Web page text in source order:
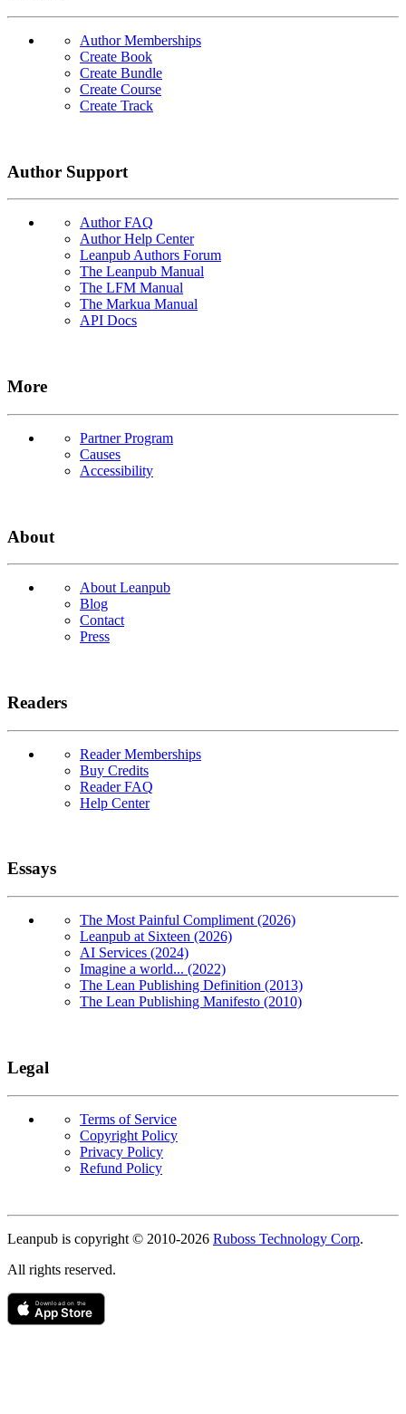
Author Memberships
Create Book
Create Bundle
Create Course
Create Track
Author Support
Author FAQ
Author Help Center
Leanpub Authors Forum
The Leanpub Manual
The LFM Manual
The Markua Manual
API Docs
More
Partner Program
Causes
Accessibility
About
About Leanpub
Blog
Contact
Press
Readers
Reader Memberships
Buy Credits
Reader FAQ
Help Center
Essays
The Most Painful Compliment (2026)
Leanpub at Sixteen (2026)
AI Services (2024)
Imagine a world... (2022)
The Lean Publishing Definition (2013)
The Lean Publishing Manifesto (2010)
Legal
Terms of Service
Copyright Policy
Privacy Policy
Refund Policy
Copyright
Leanpub is copyright © 2010-2026 Ruboss Technology Corp.
All rights reserved.